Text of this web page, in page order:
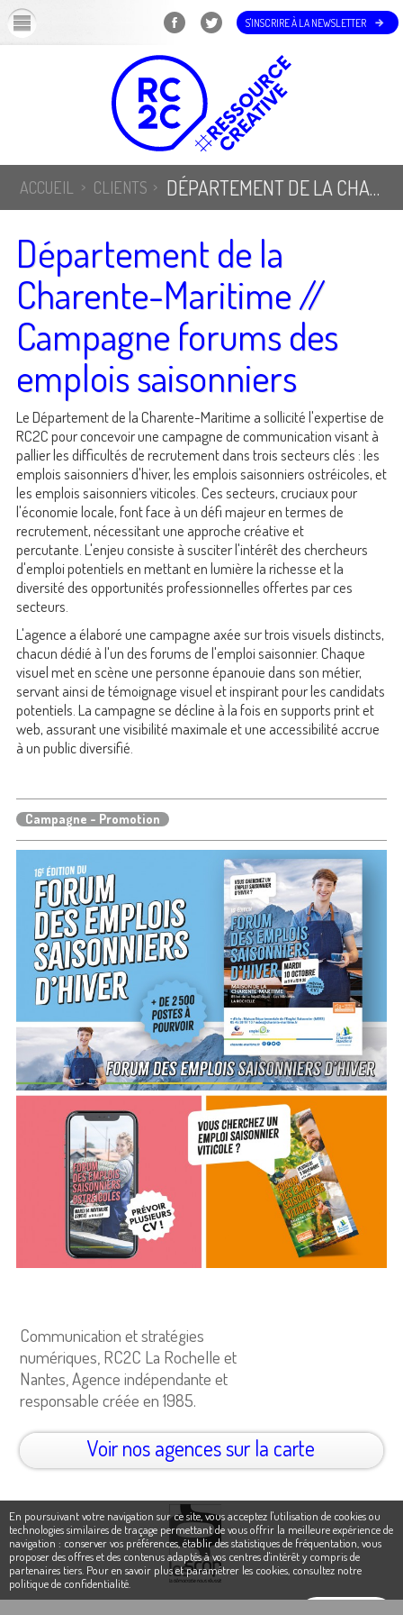
S'INSCRIRE À LA NEWSLETTER
ACCUEIL CLIENTS DÉPARTEMENT DE LA CHARENTE-MARITIME // CAMPAGNE FORUMS DES EMPLOIS SAISONNIERS
Département de la
Charente-Maritime //
Campagne forums des
emplois saisonniers
Le Département de la Charente-Maritime a sollicité l'expertise de
RC2C pour concevoir une campagne de communication visant à
pallier les difficultés de recrutement dans trois secteurs clés : les
emplois saisonniers d'hiver, les emplois saisonniers ostréicoles, et
les emplois saisonniers viticoles. Ces secteurs, cruciaux pour
l'économie locale, font face à un défi majeur en termes de
recrutement, nécessitant une approche créative et
percutante. L'enjeu consiste à susciter l'intérêt des chercheurs
d'emploi potentiels en mettant en lumière la richesse et la
diversité des opportunités professionnelles offertes par ces
secteurs.
L'agence a élaboré une campagne axée sur trois visuels distincts,
chacun dédié à l'un des forums de l'emploi saisonnier. Chaque
visuel met en scène une personne épanouie dans son métier,
servant ainsi de témoignage visuel et inspirant pour les candidats
potentiels. La campagne se décline à la fois en supports print et
web, assurant une visibilité maximale et une accessibilité accrue
à un public diversifié.
Campagne - Promotion
Communication et stratégies
numériques, RC2C La Rochelle et
Nantes, Agence indépendante et
responsable créée en 1985.
Voir nos agences sur la carte
En poursuivant votre navigation sur ce site, vous acceptez l'utilisation de cookies ou
technologies similaires de traçage permettant de vous offrir la meilleure expérience de
navigation : conserver vos préférences, établir des statistiques de fréquentation, vous
proposer des offres et des contenus adaptés à vos centres d'intérêt y compris de
partenaires tiers. Pour en savoir plus et paramétrer les cookies, consultez notre
politique de confidentialité